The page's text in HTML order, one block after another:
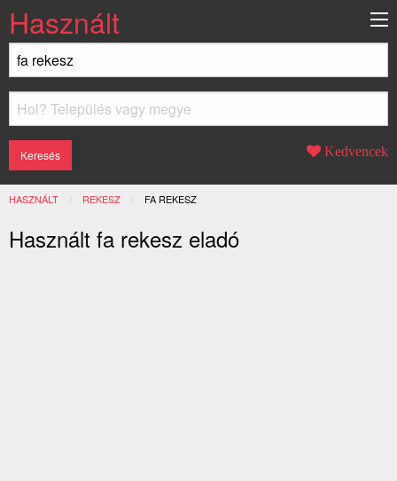
Használt
Kedvencek
HASZNÁLT REKESZ JELENLEGI:
FA REKESZ
Használt fa rekesz eladó